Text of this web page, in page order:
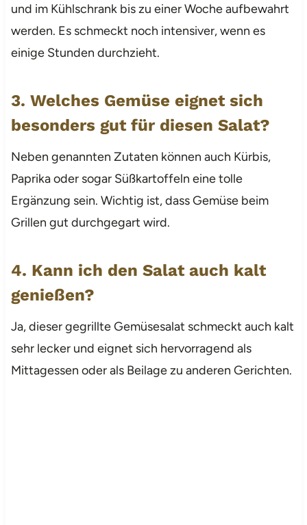
und im Kühlschrank bis zu einer Woche aufbewahrt
werden. Es schmeckt noch intensiver, wenn es
einige Stunden durchzieht.
3. Welches Gemüse eignet sich
besonders gut für diesen Salat?
Neben genannten Zutaten können auch Kürbis,
Paprika oder sogar Süßkartoffeln eine tolle
Ergänzung sein. Wichtig ist, dass Gemüse beim
Grillen gut durchgegart wird.
4. Kann ich den Salat auch kalt
genießen?
Ja, dieser gegrillte Gemüsesalat schmeckt auch kalt
sehr lecker und eignet sich hervorragend als
Mittagessen oder als Beilage zu anderen Gerichten.